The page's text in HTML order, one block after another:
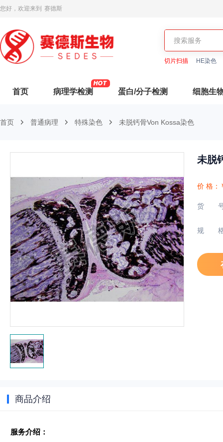
您好，欢迎来到 赛德斯
切片扫描 HE染色
首页 病理学检测 蛋白/分子检测 细胞生
首页 普通病理 特殊染色 未脱钙骨Von Kossa染色
未脱
价 格：
货
规
商品介绍
服务介绍：